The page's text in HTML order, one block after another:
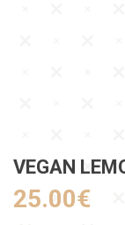
VEGAN
25.00€